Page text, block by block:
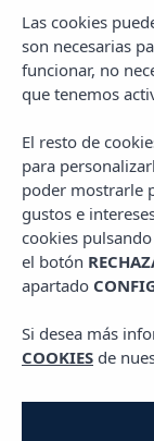
dicen
Las cookies
son necesarias
funcionar, no
que tenemos
El resto de
para
poder mostrarle
gustos e
cookies
el botón
apartado
Si desea más
COOKIES de